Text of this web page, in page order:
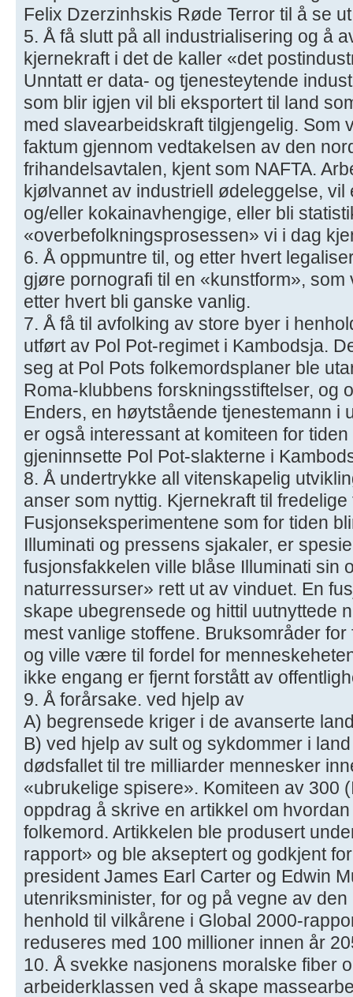
Felix Dzerzinhskis Røde Terror til å se
5. Å få slutt på all industrialisering og å
kjernekraft i det de kaller «det
Unntatt er data- og tjenesteytende
som blir igjen vil bli eksportert til land
med slavearbeidskraft tilgjengelig. Som
faktum gjennom vedtakelsen av den
frihandelsavtalen, kjent som NAFTA.
kjølvannet av industriell ødeleggelse, vil
og/eller kokainavhengige, eller bli
«overbefolkningsprosessen» vi i dag
6. Å oppmuntre til, og etter hvert
gjøre pornografi til en «kunstform»,
etter hvert bli ganske vanlig.
7. Å få til avfolking av store byer i
utført av Pol Pot-regimet i Kambodsja.
seg at Pol Pots folkemordsplaner ble
Roma-klubbens forskningsstiftelser, og
Enders, en høytstående tjenestemann i
er også interessant at komiteen for
gjeninnsette Pol Pot-slakterne i
8. Å undertrykke all vitenskapelig
anser som nyttig. Kjernekraft til
Fusjonseksperimentene som for tiden
Illuminati og pressens sjakaler, er
fusjonsfakkelen ville blåse Illuminati sin
naturressurser» rett ut av vinduet. En
skape ubegrensede og hittil uutnyttede
mest vanlige stoffene. Bruksområder
og ville være til fordel for
ikke engang er fjernt forstått av
9. Å forårsake. ved hjelp av
A) begrensede kriger i de avanserte
B) ved hjelp av sult og sykdommer i
dødsfallet til tre milliarder mennesker
«ubrukelige spisere». Komiteen av 300
oppdrag å skrive en artikkel om
folkemord. Artikkelen ble produsert
rapport» og ble akseptert og godkjent
president James Earl Carter og Edwin
utenriksminister, for og på vegne av
henhold til vilkårene i Global 2000-
reduseres med 100 millioner innen år
10. Å svekke nasjonens moralske fiber
arbeiderklassen ved å skape